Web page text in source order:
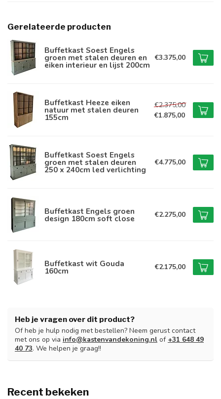
Gerelateerde producten
Buffetkast Soest Engels
groen met stalen deuren en
eiken interieur en lijst 200cm
€3.375,00
Buffetkast Heeze eiken
natuur met stalen deuren
155cm
€2.375,00
€1.875,00
Buffetkast Soest Engels
groen met stalen deuren
250 x 240cm led verlichting
€4.775,00
Buffetkast Engels groen
design 180cm soft close €2.275,00
Buffetkast wit Gouda
160cm €2.175,00
Heb je vragen over dit product?
Of heb je hulp nodig met bestellen? Neem gerust contact
met ons op via info@kastenvandekoning.nl of +31 648 49
40 73. We helpen je graag!!
Recent bekeken